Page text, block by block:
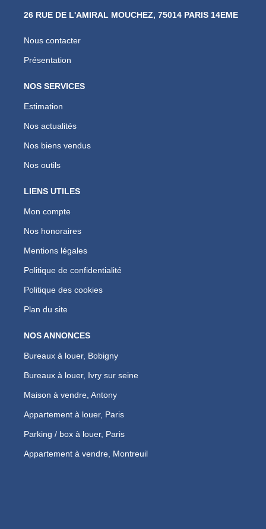
26 RUE DE L'AMIRAL MOUCHEZ, 75014 PARIS 14EME
Nous contacter
Présentation
NOS SERVICES
Estimation
Nos actualités
Nos biens vendus
Nos outils
LIENS UTILES
Mon compte
Nos honoraires
Mentions légales
Politique de confidentialité
Politique des cookies
Plan du site
NOS ANNONCES
Bureaux à louer, Bobigny
Bureaux à louer, Ivry sur seine
Maison à vendre, Antony
Appartement à louer, Paris
Parking / box à louer, Paris
Appartement à vendre, Montreuil